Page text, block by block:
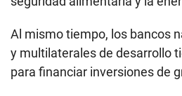
Al mismo tiempo, los bancos
y multilaterales de desarrollo
para financiar inversiones de